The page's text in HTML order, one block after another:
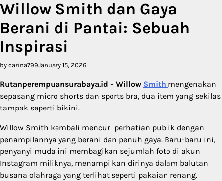
Willow Smith dan Gaya
Berani di Pantai: Sebuah
Inspirasi
by carina799January 15, 2026
Rutanperempuansurabaya.id – Willow Smith mengenakan
sepasang micro shorts dan sports bra, dua item yang sekilas
tampak seperti bikini.
Willow Smith kembali mencuri perhatian publik dengan
penampilannya yang berani dan penuh gaya. Baru-baru ini,
penyanyi muda ini membagikan sejumlah foto di akun
Instagram miliknya, menampilkan dirinya dalam balutan
busana olahraga yang terlihat seperti pakaian renang.